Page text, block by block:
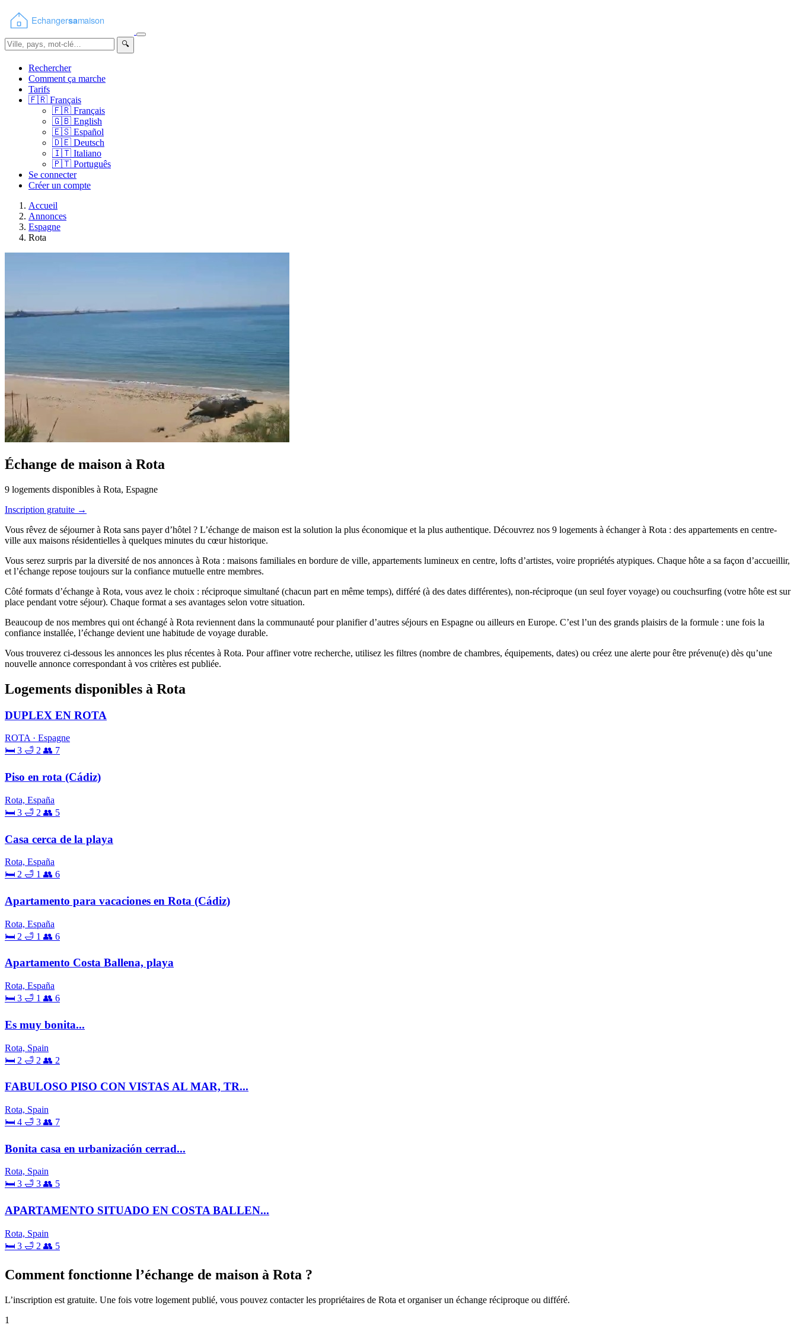
🔍
Rechercher
Comment ça marche
Tarifs
🇫🇷 Français
🇫🇷 Français
🇬🇧 English
🇪🇸 Español
🇩🇪 Deutsch
🇮🇹 Italiano
🇵🇹 Português
Se connecter
Créer un compte
Accueil
Annonces
Espagne
Rota
Échange de maison à Rota
9 logements disponibles à Rota, Espagne
Inscription gratuite →
Vous rêvez de séjourner à Rota sans payer d’hôtel ? L’échange de maison est la solution la plus économique et la plus authentique. Découvrez nos 9 logements à échanger à Rota : des appartements en centre-
ville aux maisons résidentielles à quelques minutes du cœur historique.
Vous serez surpris par la diversité de nos annonces à Rota : maisons familiales en bordure de ville, appartements lumineux en centre, lofts d’artistes, voire propriétés atypiques. Chaque hôte a sa façon d’accueillir,
et l’échange repose toujours sur la confiance mutuelle entre membres.
Côté formats d’échange à Rota, vous avez le choix : réciproque simultané (chacun part en même temps), différé (à des dates différentes), non-réciproque (un seul foyer voyage) ou couchsurfing (votre hôte est sur
place pendant votre séjour). Chaque format a ses avantages selon votre situation.
Beaucoup de nos membres qui ont échangé à Rota reviennent dans la communauté pour planifier d’autres séjours en Espagne ou ailleurs en Europe. C’est l’un des grands plaisirs de la formule : une fois la
confiance installée, l’échange devient une habitude de voyage durable.
Vous trouverez ci-dessous les annonces les plus récentes à Rota. Pour affiner votre recherche, utilisez les filtres (nombre de chambres, équipements, dates) ou créez une alerte pour être prévenu(e) dès qu’une
nouvelle annonce correspondant à vos critères est publiée.
Logements disponibles à Rota
DUPLEX EN ROTA
ROTA · Espagne
🛏 3 🛁 2 👥 7
Piso en rota (Cádiz)
Rota, España
🛏 3 🛁 2 👥 5
Casa cerca de la playa
Rota, España
🛏 2 🛁 1 👥 6
Apartamento para vacaciones en Rota (Cádiz)
Rota, España
🛏 2 🛁 1 👥 6
Apartamento Costa Ballena, playa
Rota, España
🛏 3 🛁 1 👥 6
Es muy bonita...
Rota, Spain
🛏 2 🛁 2 👥 2
FABULOSO PISO CON VISTAS AL MAR, TR...
Rota, Spain
🛏 4 🛁 3 👥 7
Bonita casa en urbanización cerrad...
Rota, Spain
🛏 3 🛁 3 👥 5
APARTAMENTO SITUADO EN COSTA BALLEN...
Rota, Spain
🛏 3 🛁 2 👥 5
Comment fonctionne l’échange de maison à Rota ?
L’inscription est gratuite. Une fois votre logement publié, vous pouvez contacter les propriétaires de Rota et organiser un échange réciproque ou différé.
1